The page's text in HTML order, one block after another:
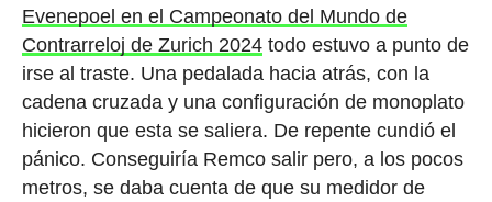
Evenepoel en el Campeonato del Mundo de
Contrarreloj de Zurich 2024todo estuvo a punto de
irse al traste. Una pedalada hacia atrás, con la
cadena cruzada y una configuración de monoplato
hicieron que esta se saliera. De repente cundió el
pánico. Conseguiría Remco salir pero, a los pocos
metros, se daba cuenta de que su medidor de